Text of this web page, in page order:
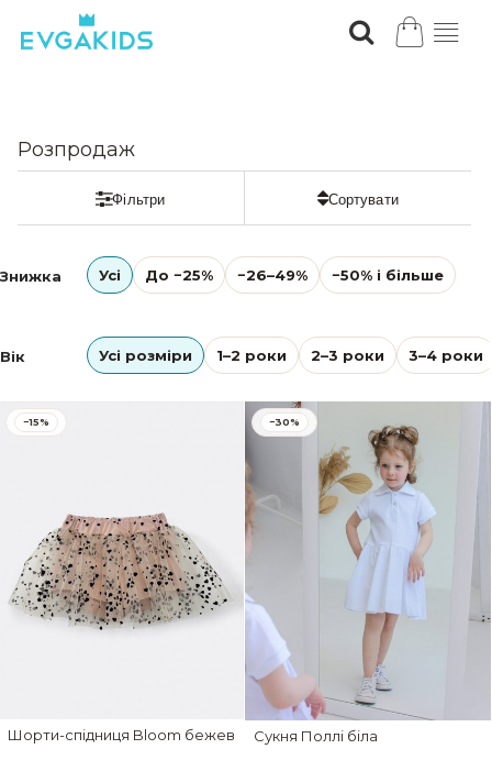
Розпродаж
Знижка Усі До −25% −26–49% −50% і більше
Вік Усі розміри 1–2 роки 2–3 роки 3–4 роки
−15%
Шорти-спідниця Bloom бежеві
−30%
Сукня Поллі біла